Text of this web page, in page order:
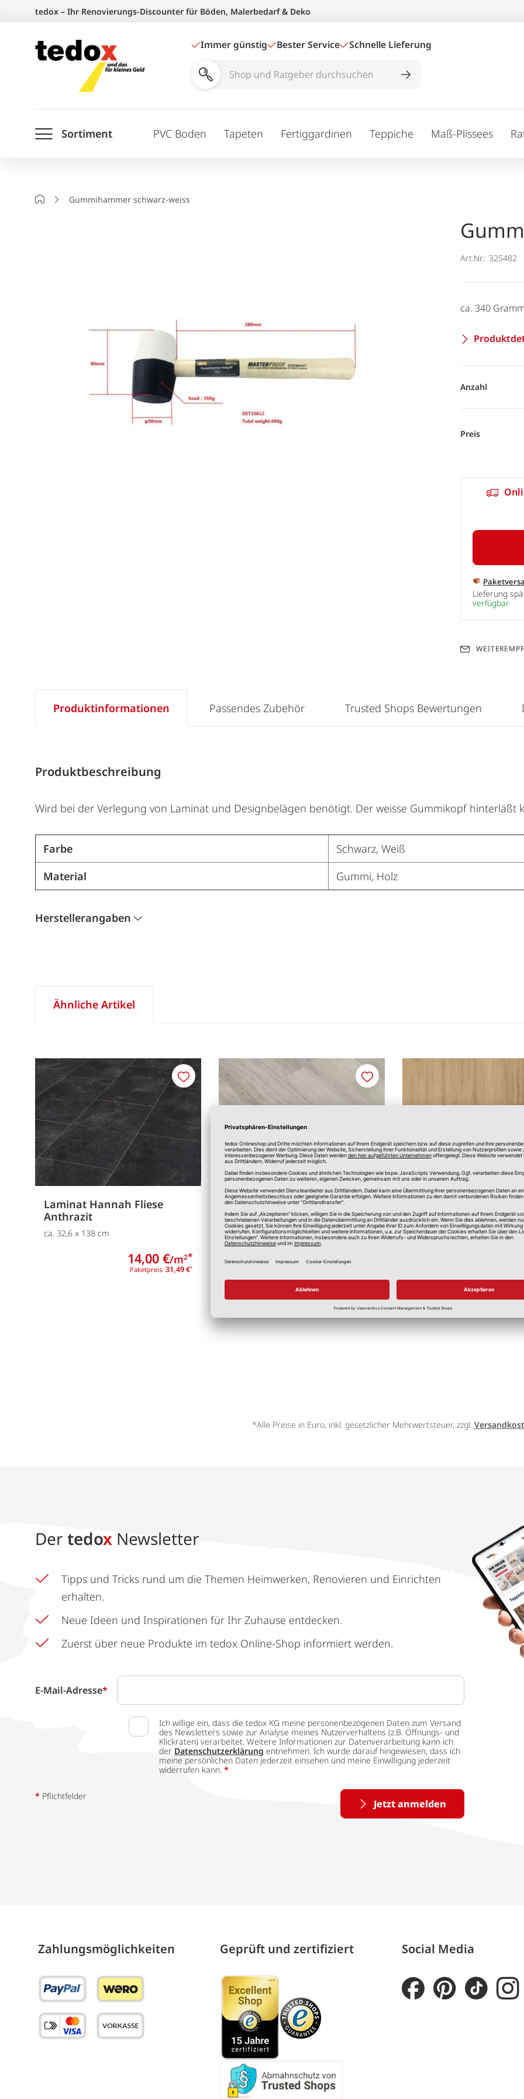
springen
tedox – Ihr Renovierungs-Discounter für Böden, Malerbedarf & Deko
Immer günstig Bester Service Schnelle Lieferung
Shop
durchsuchen
Sortiment PVC Boden Tapeten Fertiggardinen Teppiche Maß-Plissees
StartseiteGummihammer schwarz-weiss
Art.Nr.: 325482
ca. 340
Anzahl
Preis
Lieferung
verfügbar
Produktinformationen
Produktbeschreibung
Wird bei der Verlegung von Laminat und Designbelägen benötigt. Der weisse Gummikopf hinterläßt
Farbe
Schwarz, Weiß
Material
Gummi, Holz
Herstellerangaben
Passendes Zubehör Trusted Shops Bewertungen
Ähnliche Artikel
Laminat Hannah Fliese
Anthrazit
ca. 32,6 x 138 cm
Paketpreis: 31,49 €*
14,00 €/m2*
Merken
Klickvinyl Eduard Eiche Grau
22,9 x 122 cm
19,00 €
Merken
Natur
ca. 129,2 x 19,3 x 0,7 cm
*Alle Preise in Euro, inkl. gesetzlicher Mehrwertsteuer, zzgl.
Der tedox Newsletter
Tipps und Tricks rund um die Themen Heimwerken, Renovieren und Einrichten
erhalten.
Neue Ideen und Inspirationen für Ihr Zuhause entdecken.
Zuerst über neue Produkte im tedox Online-Shop informiert werden.
E-Mail-Adresse*
Ich willige ein, dass die tedox KG meine personenbezogenen Daten zum Versand
des Newsletters sowie zur Analyse meines Nutzerverhaltens (z.B. Öffnungs- und
Klickraten) verarbeitet. Weitere Informationen zur Datenverarbeitung kann ich
der Datenschutzerklärung entnehmen. Ich wurde darauf hingewiesen, dass ich
meine persönlichen Daten jederzeit einsehen und meine Einwilligung jederzeit
widerrufen kann. *
Jetzt anmelden
* Pflichtfelder
Zahlungs­möglich­keiten Geprüft und zertifiziert Social Media